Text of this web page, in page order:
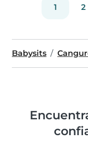
1 2
Babysits